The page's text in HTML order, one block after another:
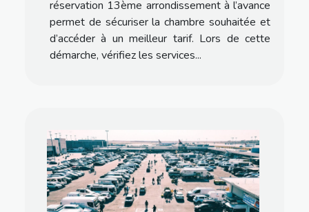
réservation 13ème arrondissement à l’avance
permet de sécuriser la chambre souhaitée et
d’accéder à un meilleur tarif. Lors de cette
démarche, vérifiez les services...